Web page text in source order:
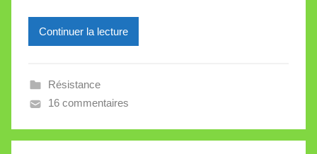
l
l
a
l
Continuer la lecture
Résistance
16 commentaires